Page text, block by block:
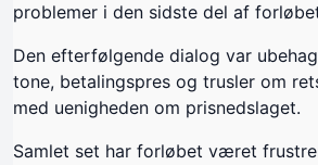
problemer i den sidste del af
Den efterfølgende dialog var
tone, betalingspres og trusler om
med uenigheden om prisnedslaget.
Samlet set har forløbet været